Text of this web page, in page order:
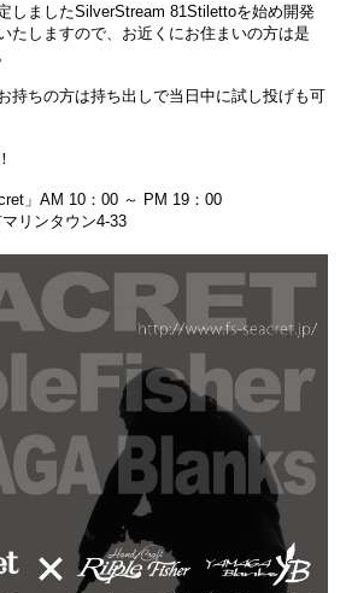
しましたSilverStream 81Stilettoを始め開発
たしますので、お近くにお住まいの方は是
持ちの方は持ち出しで当日中に試し投げも可
」AM 10：00 ～ PM 19：00
リンタウン4-33